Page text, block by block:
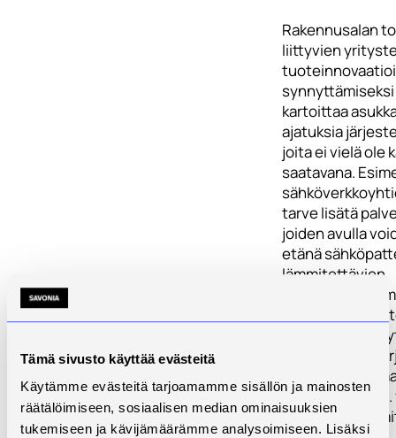
Tämä sivusto käyttää evästeitä
Käytämme evästeitä tarjoamamme sisällön ja mainosten
räätälöimiseen, sosiaalisen median ominaisuuksien
tukemiseen ja kävijämäärämme analysoimiseen. Lisäksi
Rakennusalan
liittyvien
kartoittaa
ajatuksia
joita ei vielä ole
saatavana.
tarve lisätä
joiden avulla
etänä
lämmitettävien
rakennusten
Tarve voi olla
rakennusten
kanssa, mikäli
hintataso
järkeväksi
asuntojen